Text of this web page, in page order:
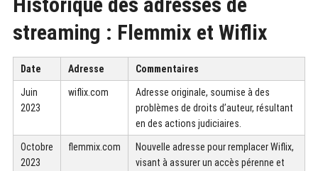
streaming : Flemmix et Wiflix
Date Adresse Commentaires
Juin
2023
wiflix.com
Adresse originale, soumise à des
problèmes de droits d’auteur, résultant
en des actions judiciaires.
Octobre
2023
flemmix.com
Nouvelle adresse pour remplacer Wiflix,
visant à assurer un accès pérenne et